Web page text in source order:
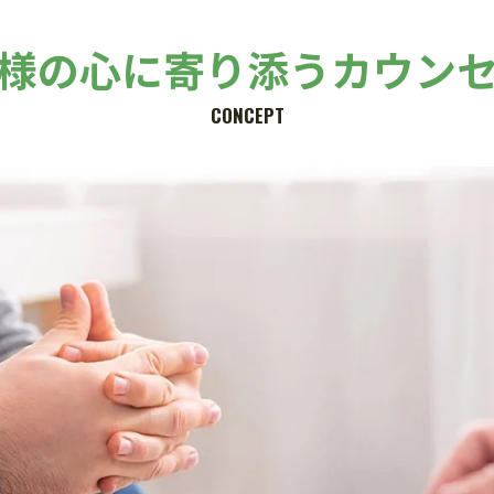
の心に寄り添うカウン
CONCEPT